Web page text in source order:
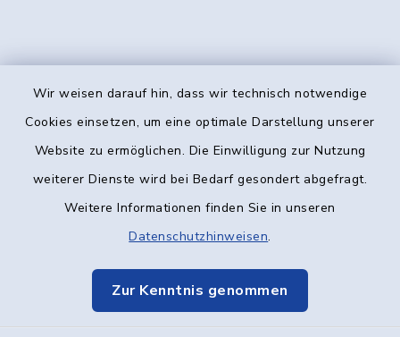
Wir weisen darauf hin, dass wir technisch notwendige
Cookies einsetzen, um eine optimale Darstellung unserer
Website zu ermöglichen. Die Einwilligung zur Nutzung
weiterer Dienste wird bei Bedarf gesondert abgefragt.
Weitere Informationen finden Sie in unseren
Datenschutzhinweisen.
Zur Kenntnis genommen
Kontakt
Datenschutz
Elektronische Kommunikation